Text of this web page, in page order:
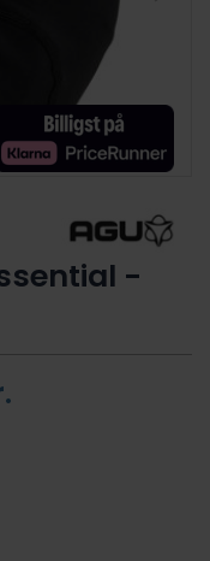
-